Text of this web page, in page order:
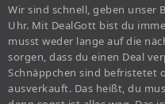
Wir sind schnell, geben unser
Uhr. Mit DealGott bist du
musst weder lange auf die
sorgen, dass du einen Deal
Schnäppchen sind befristetet
ausverkauft. Das heißt, du